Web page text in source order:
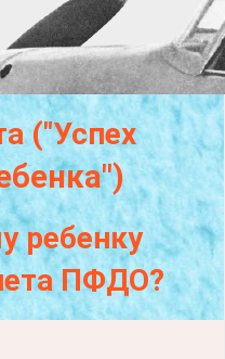
("Успех
ребенку
ПФДО?